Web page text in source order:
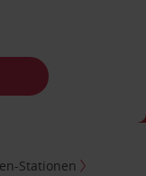
Stationen